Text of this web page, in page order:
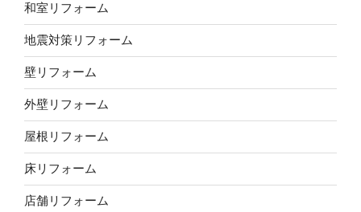
和室リフォーム
地震対策リフォーム
壁リフォーム
外壁リフォーム
屋根リフォーム
床リフォーム
店舗リフォーム